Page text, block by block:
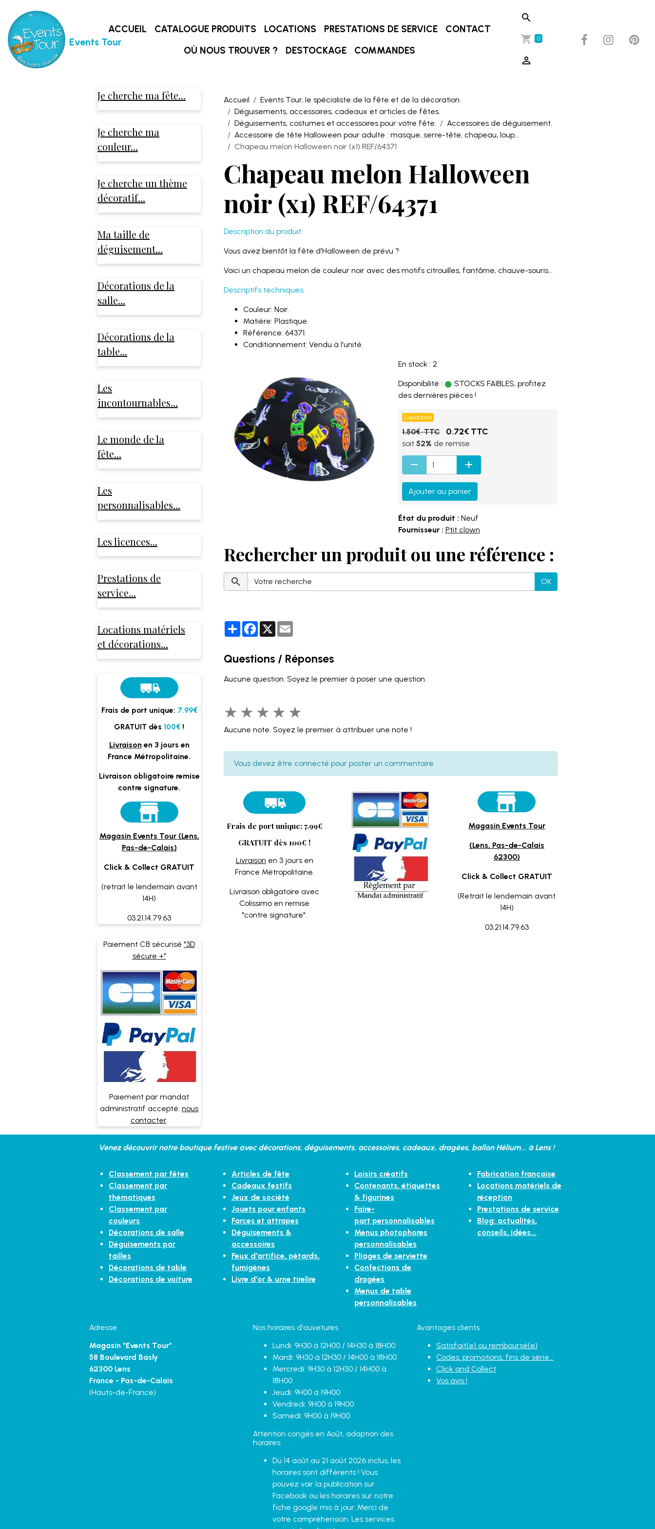
Events Tour
ACCUEIL CATALOGUE PRODUITS LOCATIONS PRESTATIONS DE SERVICE
CONTACT
OÙ NOUS TROUVER ?
DESTOCKAGE COMMANDES
0
Accueil
Events Tour, le spécialiste de la fête et de la décoration.
Déguisements, accessoires, cadeaux et articles de fêtes.
Déguisements, costumes et accessoires pour votre fête.
Accessoires de déguisement.
Accessoire de tête Halloween pour adulte : masque, serre-tête, chapeau, loup...
Chapeau melon Halloween noir (x1) REF/64371
Chapeau melon Halloween
noir (x1) REF/64371
Description du produit:
Vous avez bientôt la fête d'Halloween de prévu ?
Voici un chapeau melon de couleur noir avec des motifs citrouilles, fantôme, chauve-souris...
Descriptifs techniques:
Couleur: Noir.
Matière: Plastique.
Référence: 64371.
Conditionnement: Vendu à l'unité.
En stock : 2
Disponibilité :
STOCKS FAIBLES, profitez
des dernières pièces !
Liquidation
1.50€ TTC 0.72€ TTC
soit 52% de remise
Ajouter au panier
État du produit : Neuf
Fournisseur : Ptit clown
Rechercher un produit ou une référence :
OK
PartagerFacebook
X
Questions / Réponses
Aucune question. Soyez le premier à poser une question.
★ ★ ★ ★ ★
Aucune note. Soyez le premier à attribuer une note !
Vous devez être connecté pour poster un commentaire
Frais de port unique: 7.99€
GRATUIT dès 100€ !
Livraison en 3 jours en
France Métropolitaine.
Livraison obligatoire avec
Colissimo en remise
"contre signature".
Magasin Events Tour
(Lens, Pas-de-Calais
62300)
Click & Collect GRATUIT
(Retrait le lendemain avant
14H)
03.21.14.79.63
Je cherche ma fête...
Je cherche ma
couleur...
Je cherche un thème
décoratif...
Ma taille de
déguisement...
Décorations de la
salle...
Décorations de la
table...
Les
incontournables...
Le monde de la
fête...
Les
personnalisables...
Les licences...
Prestations de
service...
Locations matériels
et décorations...
Frais de port unique: 7.99€
GRATUIT dès 100€ !
Livraison en 3 jours en
France Métropolitaine.
Livraison obligatoire remise
contre signature.
Magasin Events Tour (Lens,
Pas-de-Calais)
Click & Collect GRATUIT
(retrait le lendemain avant
14H)
03.21.14.79.63
Paiement CB sécurisé "3D
sécure +"
Paiement par mandat
administratif accepté: nous
contacter.
Venez découvrir notre boutique festive avec décorations, déguisements, accessoires, cadeaux, dragées, ballon Hélium... à Lens !
Classement par fêtes
Classement par
thématiques
Classement par
couleurs
Décorations de salle
Déguisements par
tailles
Décorations de table
Décorations de voiture
Articles de fête
Cadeaux festifs
Jeux de société
Jouets pour enfants
Farces et attrapes
Déguisements &
accessoires
Feux d'artifice, pétards,
fumigènes
Livre d'or & urne tirelire
Loisirs créatifs
Contenants, étiquettes
& figurines
Faire-
part personnalisables
Menus photophores
personnalisables
Pliages de serviette
Confections de
dragées
Menus de table
personnalisables
Fabrication française
Locations matériels de
réception
Prestations de service
Blog: actualités,
conseils, idées...
Adresse
Magasin "Events Tour"
58 Boulevard Basly
62300 Lens
France - Pas-de-Calais
(Hauts-de-France)
Nos horaires d'ouvetures
Lundi: 9H30 à 12H00 / 14H30 à 18H00
Mardi: 9H30 à 12H30 / 14H00 à 18H00
Mercredi: 9H30 à 12H30 / 14H00 à
18H00
Jeudi: 9H00 à 19H00
Vendredi: 9H00 à 19H00
Samedi: 9H00 à 19H00
Attention congès en Août, adaption des
horaires:
Du 14 août au 21 août 2026 inclus, les
horaires sont différents ! Vous
pouvez voir la publication sur
Facebook ou les horaires sur notre
fiche google mis à jour. Merci de
votre compréhension. Les services
Avantages clients
Satisfait(e) ou remboursé(e)
Codes, promotions, fins de série...
Click and Collect
Vos avis !